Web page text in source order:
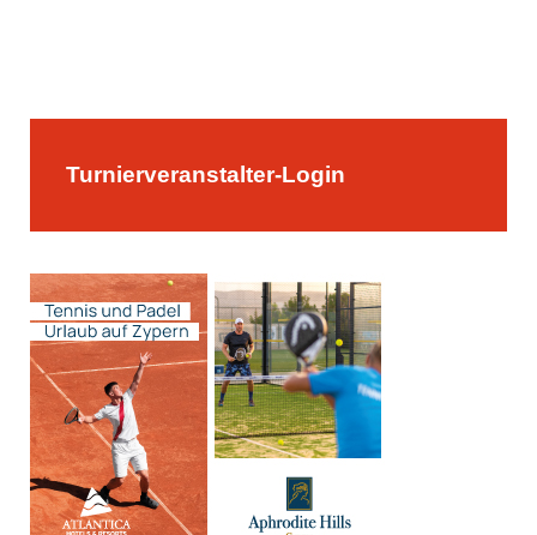
Turnierveranstalter-Login